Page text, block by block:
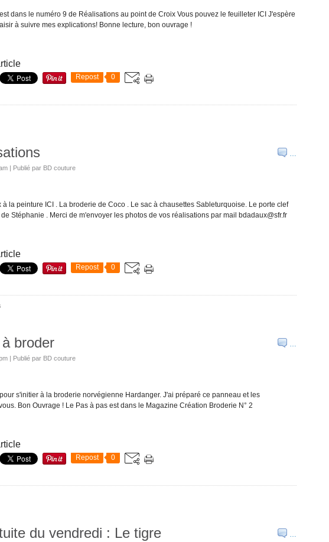
dans le numéro 9 de Réalisations au point de Croix Vous pouvez le feuilleter ICI J'espère
à suivre mes explications! Bonne lecture, bon ouvrage !
Repost 0
…
| Publié par BD couture
à la peinture ICI . La broderie de Coco . Le sac à chausettes Sableturquoise. Le porte clef
Stéphanie . Merci de m'envoyer les photos de vos réalisations par mail bdadaux@sfr.fr
Repost 0
…
broder
| Publié par BD couture
s'initier à la broderie norvégienne Hardanger. J'ai préparé ce panneau et les
Bon Ouvrage ! Le Pas à pas est dans le Magazine Création Broderie N° 2
Repost 0
…
du vendredi : Le tigre